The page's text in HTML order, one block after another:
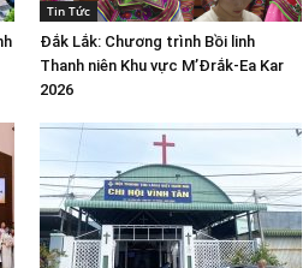
Tin Tức
Đắk Lắk: Chương trình Bồi linh
Thanh niên Khu vực M’Đrắk-Ea Kar
2026